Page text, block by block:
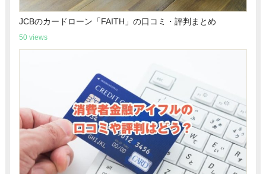
JCBのカードローン「FAITH」の口コミ・評判まとめ
50 views